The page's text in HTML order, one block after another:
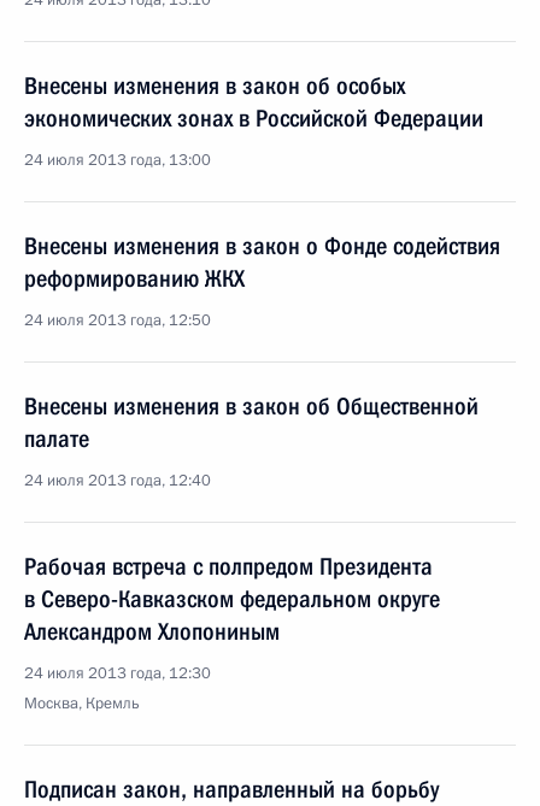
Внесены изменения в закон об особых
экономических зонах в Российской Федерации
24 июля 2013 года, 13:00
Внесены изменения в закон о Фонде содействия
реформированию ЖКХ
24 июля 2013 года, 12:50
Внесены изменения в закон об Общественной
палате
24 июля 2013 года, 12:40
Рабочая встреча с полпредом Президента
в Северо-Кавказском федеральном округе
Александром Хлопониным
24 июля 2013 года, 12:30
Москва, Кремль
Подписан закон, направленный на борьбу